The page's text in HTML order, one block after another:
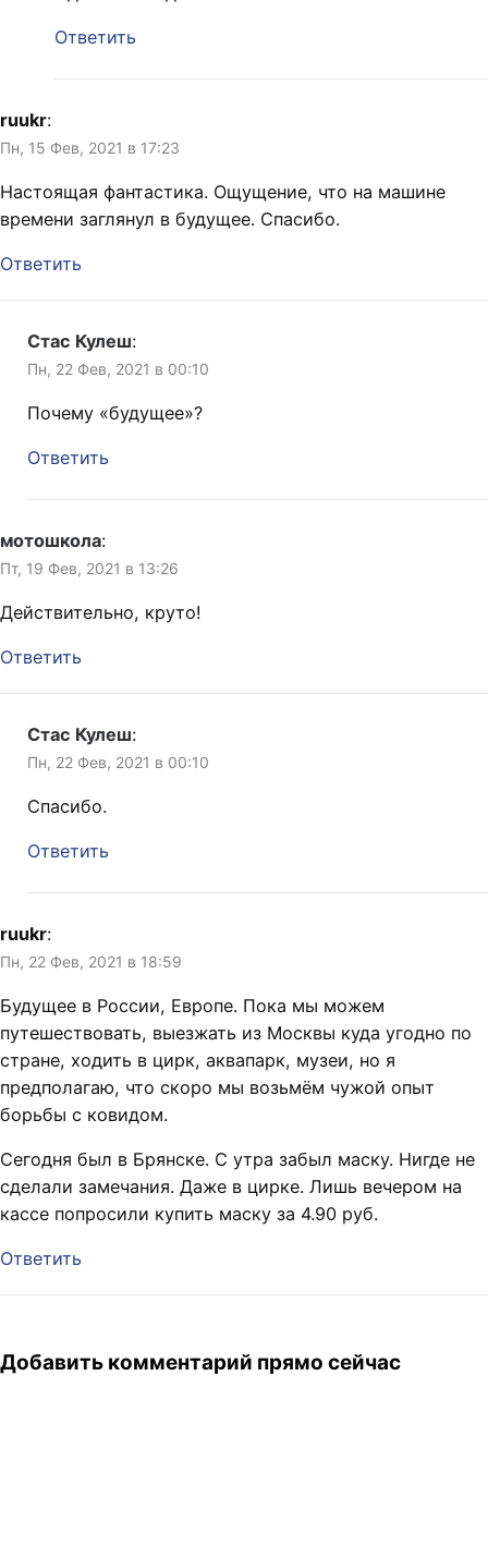
Ответить
ruukr:
Пн, 15 Фев, 2021 в 17:23
Настоящая фантастика. Ощущение, что на машине
времени заглянул в будущее. Спасибо.
Ответить
Стас Кулеш:
Пн, 22 Фев, 2021 в 00:10
Почему «будущее»?
Ответить
мотошкола:
Пт, 19 Фев, 2021 в 13:26
Действительно, круто!
Ответить
Стас Кулеш:
Пн, 22 Фев, 2021 в 00:10
Спасибо.
Ответить
ruukr:
Пн, 22 Фев, 2021 в 18:59
Будущее в России, Европе. Пока мы можем
путешествовать, выезжать из Москвы куда угодно по
стране, ходить в цирк, аквапарк, музеи, но я
предполагаю, что скоро мы возьмём чужой опыт
борьбы с ковидом.
Сегодня был в Брянске. С утра забыл маску. Нигде не
сделали замечания. Даже в цирке. Лишь вечером на
кассе попросили купить маску за 4.90 руб.
Ответить
Добавить комментарий прямо сейчас